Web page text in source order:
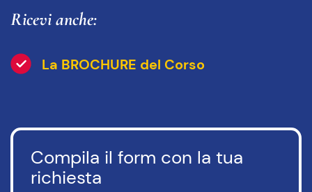
Ricevi anche:
La BROCHURE del Corso
Compila il form con la tua
richiesta